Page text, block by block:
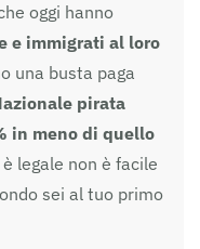
oggi hanno
e immigrati al loro
una busta paga
pirata
in meno di quello
legale non è facile
sei al tuo primo